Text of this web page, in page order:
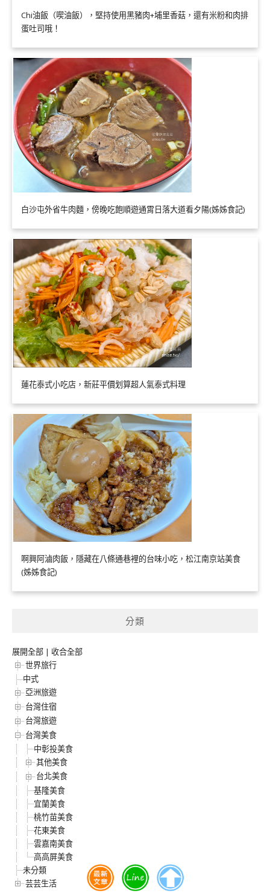
Chi油飯（喫油飯），堅持使用黑豬肉+埔里香菇，還有米粉和肉排
蛋吐司哦！
白沙屯外省牛肉麵，傍晚吃飽順遊通霄日落大道看夕陽(姊姊食記)
蓮花泰式小吃店，新莊平價划算超人氣泰式料理
啊興阿滷肉飯，隱藏在八條通巷裡的台味小吃，松江南京站美食
(姊姊食記)
分類
展開全部 | 收合全部
世界旅行
中式
亞洲旅遊
台灣住宿
台灣旅遊
台灣美食
中彰投美食
其他美食
台北美食
基隆美食
宜蘭美食
桃竹苗美食
花東美食
雲嘉南美食
高高屏美食
未分類
芸芸生活